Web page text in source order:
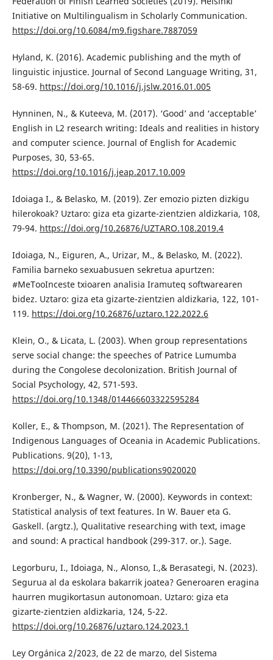
Initiative on Multilingualism in Scholarly Communication.
https://doi.org/10.6084/m9.figshare.7887059
Hyland, K. (2016). Academic publishing and the myth of
linguistic injustice. Journal of Second Language Writing, 31,
58-69. https://doi.org/10.1016/j.jslw.2016.01.005
Hynninen, N., & Kuteeva, M. (2017). ‘Good’ and ‘acceptable’
English in L2 research writing: Ideals and realities in history
and computer science. Journal of English for Academic
Purposes, 30, 53-65.
https://doi.org/10.1016/j.jeap.2017.10.009
Idoiaga I., & Belasko, M. (2019). Zer emozio pizten dizkigu
hilerokoak? Uztaro: giza eta gizarte-zientzien aldizkaria, 108,
79-94. https://doi.org/10.26876/UZTARO.108.2019.4
Idoiaga, N., Eiguren, A., Urizar, M., & Belasko, M. (2022).
Familia barneko sexuabusuen sekretua apurtzen:
#MeTooInceste txioaren analisia Iramuteq softwarearen
bidez. Uztaro: giza eta gizarte-zientzien aldizkaria, 122, 101-
119. https://doi.org/10.26876/uztaro.122.2022.6
Klein, O., & Licata, L. (2003). When group representations
serve social change: the speeches of Patrice Lumumba
during the Congolese decolonization. British Journal of
Social Psychology, 42, 571-593.
https://doi.org/10.1348/014466603322595284
Koller, E., & Thompson, M. (2021). The Representation of
Indigenous Languages of Oceania in Academic Publications.
Publications. 9(20), 1-13,
https://doi.org/10.3390/publications9020020
Kronberger, N., & Wagner, W. (2000). Keywords in context:
Statistical analysis of text features. In W. Bauer eta G.
Gaskell. (argtz.), Qualitative researching with text, image
and sound: A practical handbook (299-317. or.). Sage.
Legorburu, I., Idoiaga, N., Alonso, I.,& Berasategi, N. (2023).
Segurua al da eskolara bakarrik joatea? Generoaren eragina
haurren mugikortasun autonomoan. Uztaro: giza eta
gizarte-zientzien aldizkaria, 124, 5-22.
https://doi.org/10.26876/uztaro.124.2023.1
Ley Orgánica 2/2023, de 22 de marzo, del Sistema